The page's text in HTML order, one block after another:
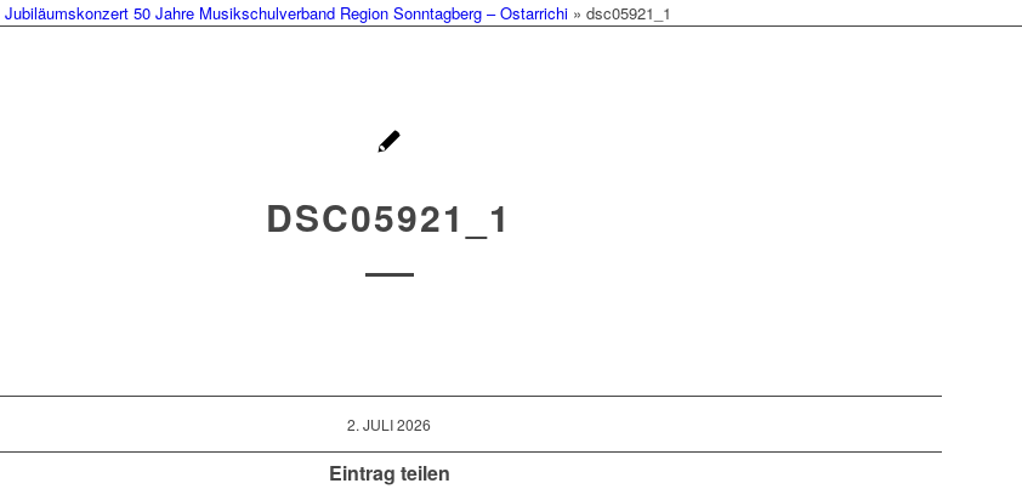
Jubiläumskonzert 50 Jahre Musikschulverband Region Sonntagberg – Ostarrichi» dsc05921_1
DSC05921_1
2. JULI 2026
Eintrag teilen